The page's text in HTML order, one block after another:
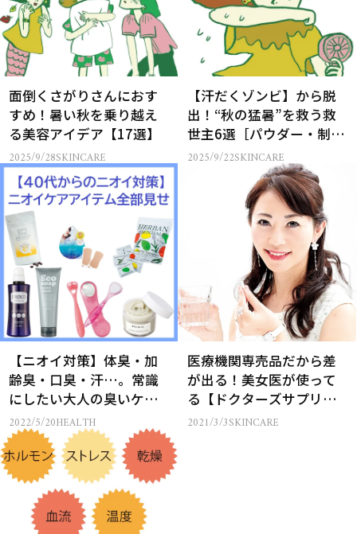
面倒くさがりさんにおす
すめ！暑い秋を乗り越え
る美容アイデア【17選】
2025/9/28SKINCARE
【汗だくゾンビ】から脱
出！“秋の猛暑”を救う救
世主6選［パウダー・制汗
パテ・ミストほか］
2025/9/22SKINCARE
【ニオイ対策】体臭・加
齢臭・口臭・汗…。常識
にしたい大人の臭いケア
全部！
2022/5/20HEALTH
医療機関専売品だから差
が出る！美女医が使って
る【ドクターズサプリ＆
愛用コスメ】5選
2021/3/3SKINCARE